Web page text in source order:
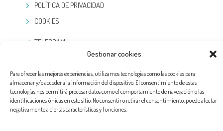
Gestionar cookies
Para ofrecer las mejores experiencias, utilizamos tecnologías como las cookies para
almacenar y/o acceder a la información del dispositivo. El consentimiento de estas
tecnologías nos permitirá procesar datos como el comportamiento de navegación o las
identificaciones únicas en este sitio. No consentir o retirar el consentimiento, puede afectar
negativamente a ciertas características y funciones.
POLÍTICA DE PRIVACIDAD
COOKIES
TELEGRAM